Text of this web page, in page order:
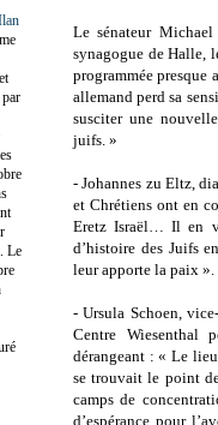
Le sénateur
synagogue de Halle,
programmée
allemand perd sa
susciter une
juifs. »
- Johannes zu Eltz,
et Chrétiens ont en
Eretz Israël… Il en
d’histoire des Juifs
leur apporte la paix ».
- Ursula Schoen,
Centre
dérangeant : « Le
se trouvait le point
camps de
d’espérance pour
par
Le